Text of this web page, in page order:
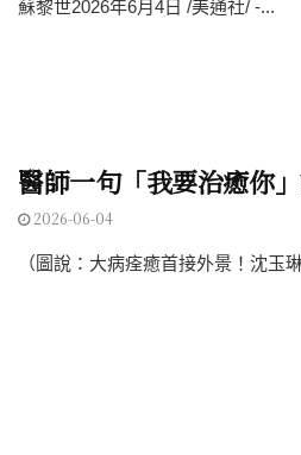
蘇黎世2026年6月4日 /美通社/ -...
醫師一句「我要治癒你
2026-06-04
（圖說：大病痊癒首接外景！沈玉